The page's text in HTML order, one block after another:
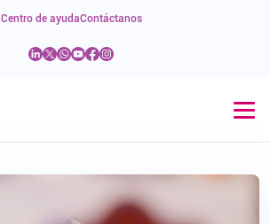
Centro de ayudaContáctanos